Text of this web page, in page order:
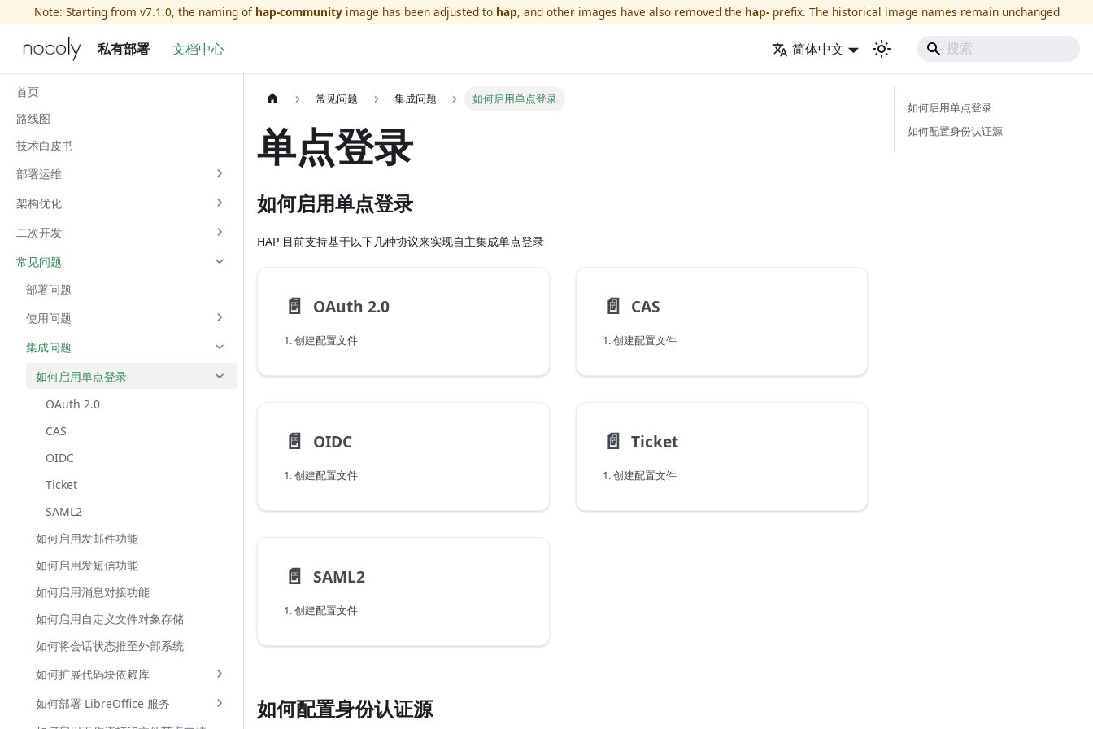
Note: Starting from v7.1.0, the naming of hap-communityimage has been adjusted to hap, and other images have also removed the hap-prefix. The historical image names remain unchanged
私有部署 文档中心 简体中文
首页
路线图
技术白皮书
部署运维
架构优化
二次开发
常见问题
部署问题
使用问题
集成问题
如何启用单点登录
OAuth 2.0
CAS
OIDC
Ticket
SAML2
如何启用发邮件功能
如何启用发短信功能
如何启用消息对接功能
如何启用自定义文件对象存储
如何将会话状态推至外部系统
如何扩展代码块依赖库
如何部署 LibreOffice 服务
常见问题 集成问题 如何启用单点登录
单点登录
如何启用单点登录
HAP 目前支持基于以下几种协议来实现自主集成单点登录
📄️ OAuth 2.0
1. 创建配置文件
📄️ CAS
1. 创建配置文件
📄️ OIDC
1. 创建配置文件
📄️ Ticket
1. 创建配置文件
📄️ SAML2
1. 创建配置文件
如何配置身份认证源
如何启用单点登录
如何配置身份认证源